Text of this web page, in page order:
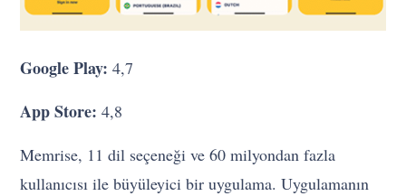
Google Play: 4,7
App Store: 4,8
Memrise, 11 dil seçeneği ve 60 milyondan fazla
kullanıcısı ile büyüleyici bir uygulama. Uygulamanın